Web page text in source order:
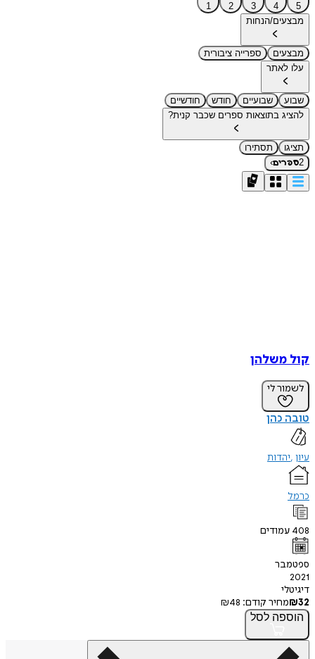
5
4
3
2
1
מבצעים/הנחות
מבצעים
ספרייה ציבורית
עלו לאתר
שבוע שבועיים חודש
חודשיים
להציג בתוצאות ספרים שכבר קנית?
תציגו
תסתירו
2ספרים›
קול משלהן
לשמור לי
טובה כהן
עיון יהדות
כרמל
408 עמודים
ספטמבר
2021
דיגיטלי
₪32 מחיר קודם: ₪48
הוספה לסל